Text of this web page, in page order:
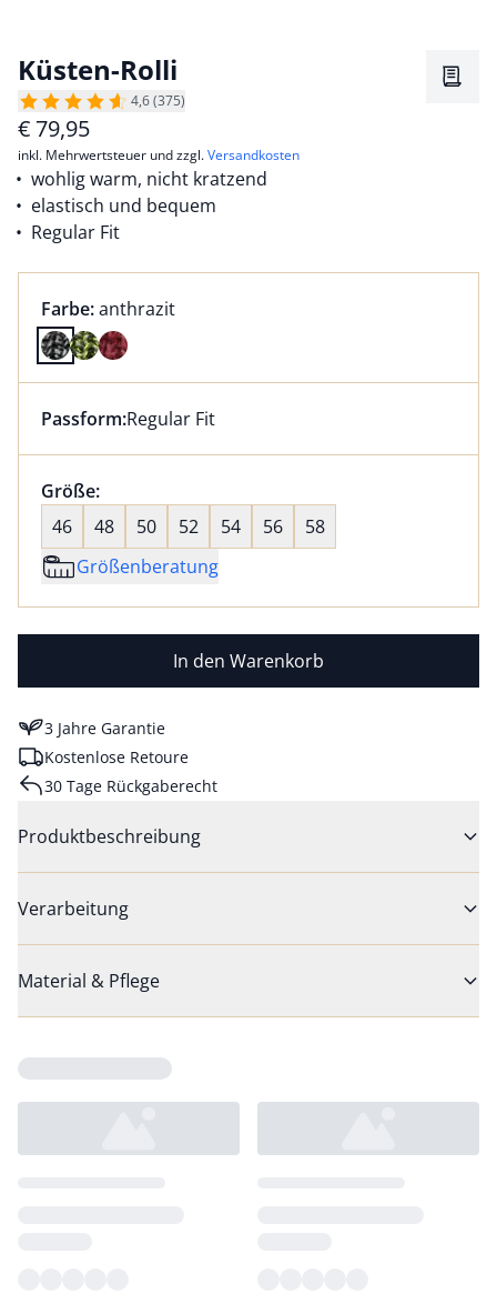
Küsten-Rolli
4,6 (375)
€ 79,95
inkl. Mehrwertsteuer und zzgl.Versandkosten
wohlig warm, nicht kratzend
elastisch und bequem
Regular Fit
Farbauswahl:
Farbe:aktuell ausgewählt:
anthrazit
Farbe anthrazit ausgewählt
Dieser Artikel hat die Passform Regular Fit. für
Passform:Regular Fit
Größenauswahl:
Größe:nichts ausgewählt
46
48 50 52 54 56
58
Größenberatung
In den Warenkorb
3 Jahre Garantie
Kostenlose Retoure
30 Tage Rückgaberecht
Produktbeschreibung
Verarbeitung
Material & Pflege